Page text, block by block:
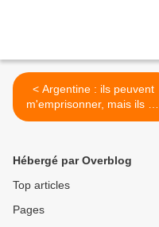
< Argentine : ils peuvent
m'emprisonner, mais ils ne
peuvent pas emprisonner
Hébergé par Overblog
Top articles
Pages